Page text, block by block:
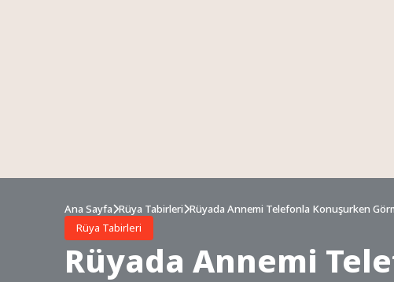
Ana Sayfa Rüya Tabirleri Rüyada Annemi Telefonla Konuşurken
Rüya Tabirleri
Rüyada Annemi